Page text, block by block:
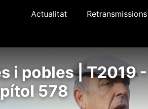
Actualitat Retransmissions
i pobles | T2019 -
578